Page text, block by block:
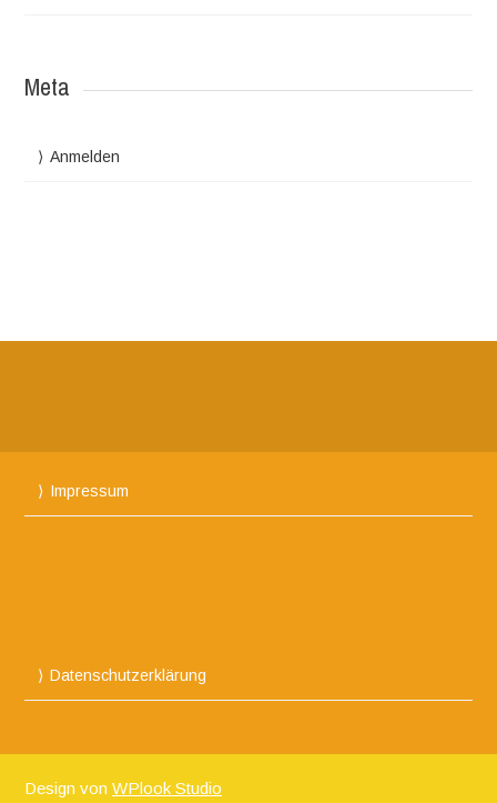
Meta
Anmelden
Impressum
Datenschutzerklärung
Design vonWPlook Studio